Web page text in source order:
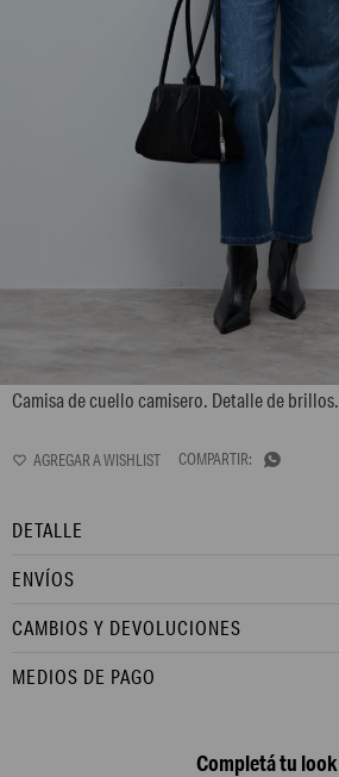
Camisa de cuello camisero. Detalle de brillos.

DETALLE
ENVÍOS
CAMBIOS Y DEVOLUCIONES
MEDIOS DE PAGO
Completá tu look